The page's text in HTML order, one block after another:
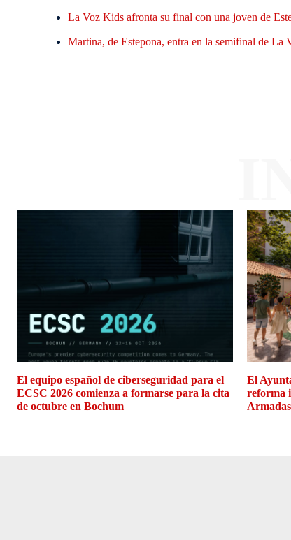
La Voz Kids afronta su final con una joven de
Martina, de Estepona, entra en la semifinal de La
El equipo español de ciberseguridad para el
ECSC 2026 comienza a formarse para la cita
de octubre en Bochum
El
reforma